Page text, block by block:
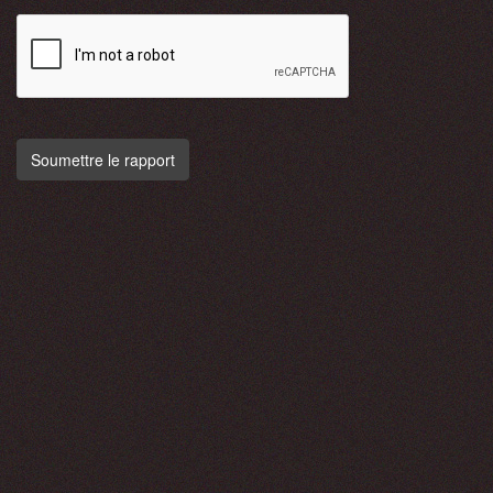
Soumettre le rapport